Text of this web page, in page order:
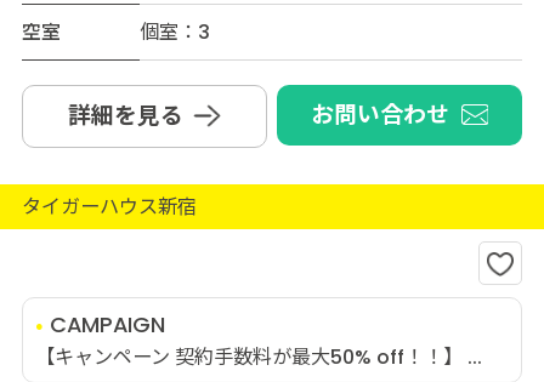
空室 個室：3
詳細を見る お問い合わせ
タイガーハウス新宿
CAMPAIGN
【キャンペーン 契約手数料が最大50% off！！】 ...